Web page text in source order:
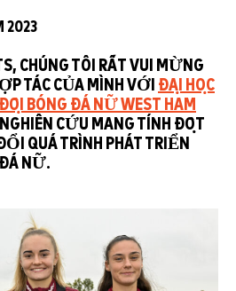
2023
CHÚNG TÔI RẤT VUI MỪNG
TÁC CỦA MÌNH VỚI ĐẠI HỌC
ĐỘI BÓNG ĐÁ NỮ WEST HAM
CỨU MANG TÍNH ĐỘT
QUÁ TRÌNH PHÁT TRIỂN
ĐÁ NỮ.